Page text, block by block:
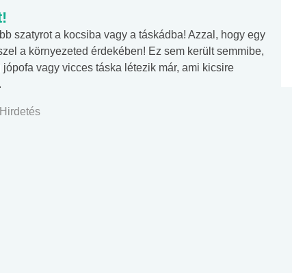
szatyrot a kocsiba vagy a táskádba! Azzal, hogy egy
a környezeted érdekében! Ez sem került semmibe,
vagy vicces táska létezik már, ami kicsire
Hirdetés